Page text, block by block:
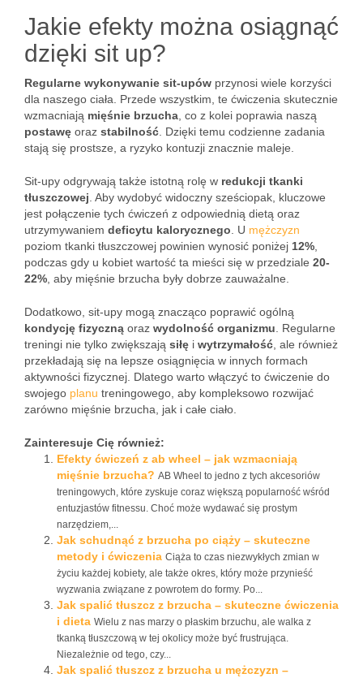
Jakie efekty można osiągnąć
dzięki sit up?
Regularne wykonywanie sit-upów przynosi wiele korzyści
dla naszego ciała. Przede wszystkim, te ćwiczenia skutecznie
wzmacniają mięśnie brzucha , co z kolei poprawia naszą
postawę oraz stabilność . Dzięki temu codzienne zadania
stają się prostsze, a ryzyko kontuzji znacznie maleje.
Sit-upy odgrywają także istotną rolę w redukcji tkanki
tłuszczowej . Aby wydobyć widoczny sześciopak, kluczowe
jest połączenie tych ćwiczeń z odpowiednią dietą oraz
utrzymywaniem deficytu kalorycznego . U mężczyzn
poziom tkanki tłuszczowej powinien wynosić poniżej 12%
podczas gdy u kobiet wartość ta mieści się w przedziale 20-
22% , aby mięśnie brzucha były dobrze zauważalne.
Dodatkowo, sit-upy mogą znacząco poprawić ogólną
kondycję fizyczną oraz wydolność organizmu . Regularne
treningi nie tylko zwiększają siłę i wytrzymałość , ale również
przekładają się na lepsze osiągnięcia w innych formach
aktywności fizycznej. Dlatego warto włączyć to ćwiczenie do
swojego planu treningowego, aby kompleksowo rozwijać
zarówno mięśnie brzucha, jak i całe ciało.
Zainteresuje Cię również:
Efekty ćwiczeń z ab wheel – jak wzmacniają
mięśnie brzucha? AB Wheel to jedno z tych akcesoriów
treningowych, które zyskuje coraz większą popularność wśród
entuzjastów fitnessu. Choć może wydawać się prostym
narzędziem,...
Jak schudnąć z brzucha po ciąży – skuteczne
metody i ćwiczenia Ciąża to czas niezwykłych zmian w
życiu każdej kobiety, ale także okres, który może przynieść
wyzwania związane z powrotem do formy. Po...
Jak spalić tłuszcz z brzucha – skuteczne ćwiczenia
i dieta Wielu z nas marzy o płaskim brzuchu, ale walka z
tkanką tłuszczową w tej okolicy może być frustrująca.
Niezależnie od tego, czy...
Jak spalić tłuszcz z brzucha u mężczyzn –